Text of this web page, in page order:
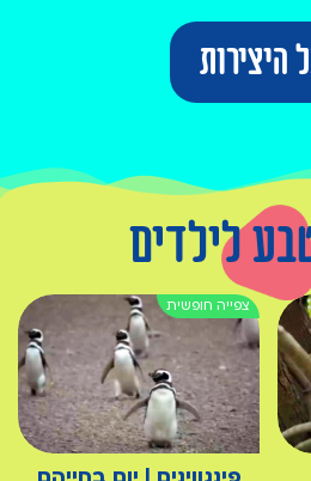
היצירות
לילדים